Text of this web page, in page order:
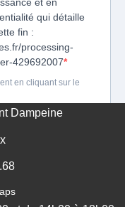
Dampeine